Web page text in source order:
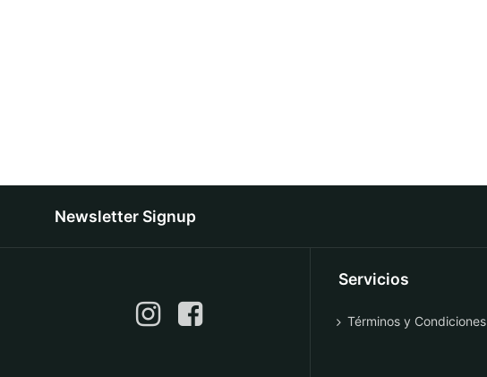
Newsletter Signup
Servicios
Términos y Condiciones